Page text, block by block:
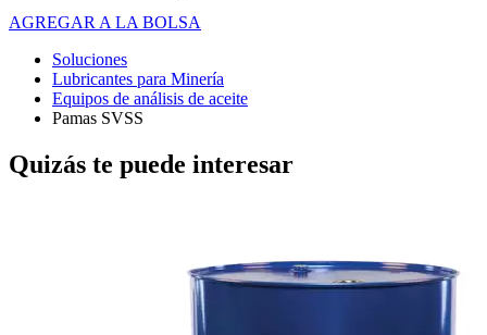
AGREGAR A LA BOLSA
Soluciones
Lubricantes para Minería
Equipos de análisis de aceite
Pamas SVSS
Quizás te puede interesar